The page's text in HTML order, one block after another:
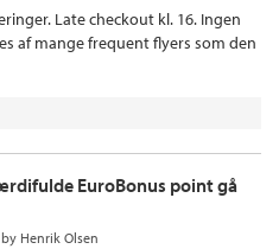
Late checkout kl. 16. Ingen
af mange frequent flyers som den
EuroBonus point gå
by Henrik Olsen